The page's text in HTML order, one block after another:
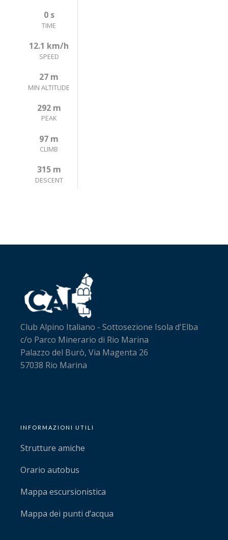
TIME
0 s
SPEED
12.1 km/h
MIN ALTITUDE
27 m
PEAK
292 m
CLIMB
97 m
DESCENT
315 m
Club Alpino Italiano - Sottosezione Isola d'Elba
c/o Parco Minerario di Rio Marina
Palazzo del Burò, Via Magenta 26
57038 Rio Marina
INFORMAZIONI UTILI
Strutture amiche
Orario autobus
Mappa escursionistica
Mappa dei punti d’acqua